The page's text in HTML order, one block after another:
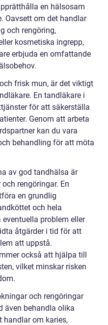
en hälsosam
Oavsett om det handlar
och rengöring,
kosmetiska ingrepp,
erbjuda en omfattande
frisk mun, är det viktigt
En tandläkare i
för att säkerställa
Genom att arbeta
kan du vara
behandling för att möta
av god tandhälsa är
rengöringar. En
en grundlig
och hela
problem eller
åtgärder i tid för att
att uppstå.
också att hjälpa till
vilket minskar risken
och rengöringar
även behandla olika
handlar om karies,